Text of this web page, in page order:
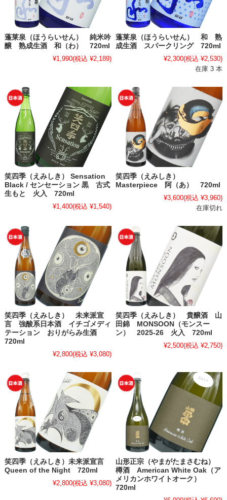
蓬莱泉（ほうらいせん） 純米吟
醸 熟成生酒 和（わ） 720ml
¥1,990(税込 ¥2,189)
蓬莱泉（ほうらいせん） 和 熟
成生酒 スパークリング 720ml
¥2,300(税込 ¥2,530)
在庫 3 本
笑四季（えみしき） Sensation
Black / センセーション 黒 古式
生もと 火入 720ml
¥1,400(税込 ¥1,540)
笑四季（えみしき）
Masterpiece 阿（あ） 720ml
¥3,600(税込 ¥3,960)
在庫切れ
笑四季（えみしき） 未来派宣
言 強酸系日本酒 イチゴメディ
テーション おりがらみ生酒
720ml
¥2,800(税込 ¥3,080)
笑四季（えみしき） 貴醸酒 山
田錦 MONSOON（モンスー
ン） 2025-26 火入 720ml
¥2,500(税込 ¥2,750)
笑四季（えみしき）未来派宣言
Queen of the Night 720ml
¥2,800(税込 ¥3,080)
山形正宗（やまがたまさむね）
樽酒 American White Oak（ア
メリカンホワイトオーク）
720ml